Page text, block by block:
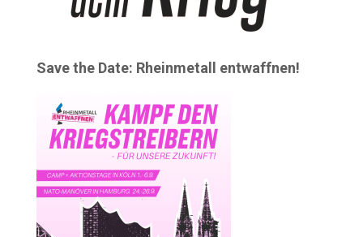
Save the Date: Rheinmetall entwaffnen!